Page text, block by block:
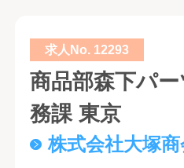
求人No. 12293
商品部森下パ
務課 東京
株式会社大塚商